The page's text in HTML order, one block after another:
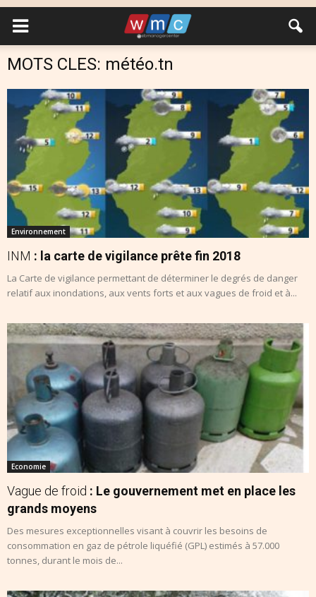
MOTS CLES: météo.tn
Environnement
INM : la carte de vigilance prête fin 2018
La Carte de vigilance permettant de déterminer le degrés de danger
relatif aux inondations, aux vents forts et aux vagues de froid et à...
Economie
Vague de froid : Le gouvernement met en place les
grands moyens
Des mesures exceptionnelles visant à couvrir les besoins de
consommation en gaz de pétrole liquéfié (GPL) estimés à 57.000
tonnes, durant le mois de...